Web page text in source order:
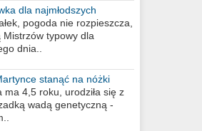
dla najmłodszych
pogoda nie rozpieszcza,
Mistrzów typowy dla
dnia..
stanąć na nóżki
ma 4,5 roku, urodziła się z
wadą genetyczną -